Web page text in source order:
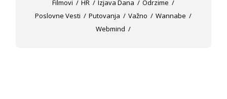
Filmovi
HR Izjava Dana
Odrzime
Poslovne Vesti
Putovanja Važno
Wannabe
Webmind